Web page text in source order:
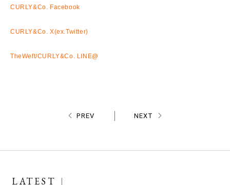
CURLY&Co. Facebook
CURLY&Co. X(ex.Twitter)
TheWeft/CURLY&Co. LINE@
PREV NEXT
LATEST